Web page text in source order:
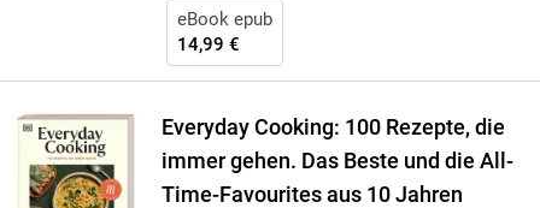
eBook epub
14,99 €
Everyday Cooking: 100 Rezepte, die
immer gehen. Das Beste und die All-
Time-Favourites aus 10 Jahren